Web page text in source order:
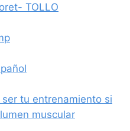
TOLLO
tu entrenamiento si
muscular